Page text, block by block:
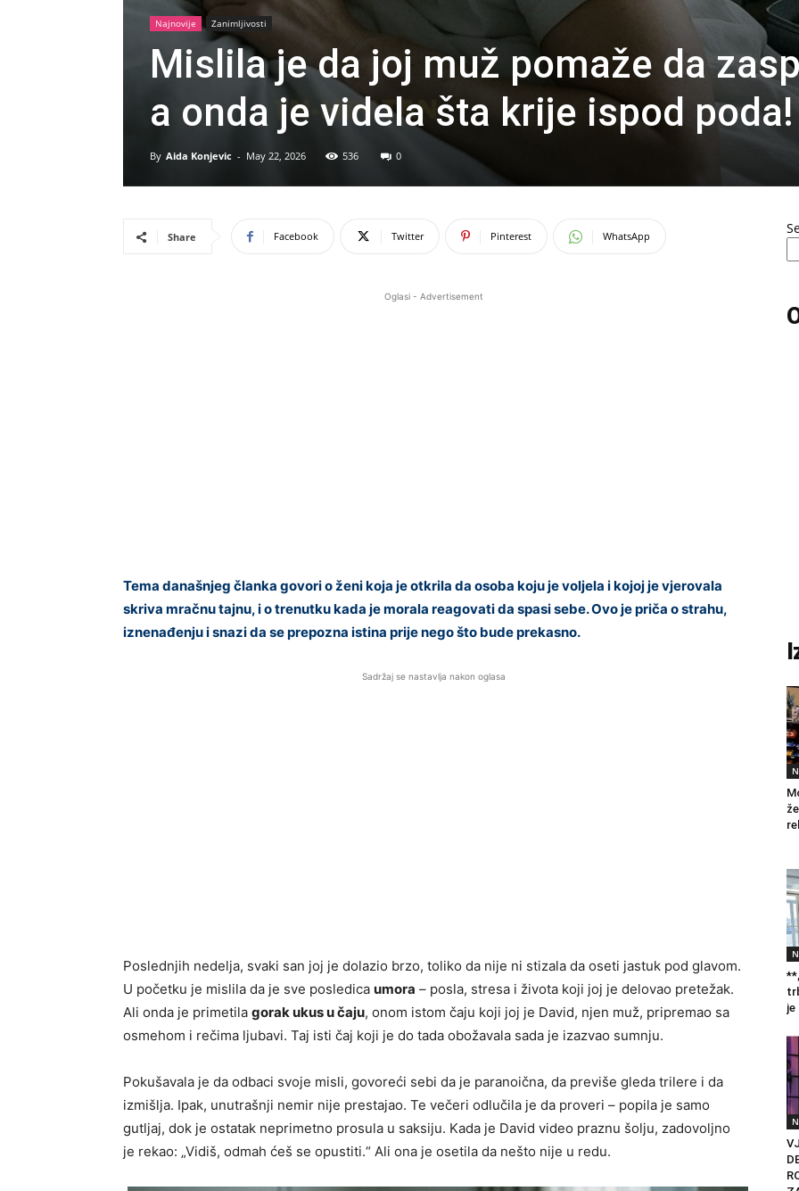
Najnovije Zanimljivosti
Mislila je da joj muž pomaže da
a onda je videla šta krije ispod poda!
By Aida Konjevic - May 22, 2026 536 0
Share Facebook Twitter Pinterest WhatsApp
Oglasi - Advertisement
Tema današnjeg članka govori o ženi koja je otkrila da osoba koju je voljela i kojoj je vjerovala
skriva mračnu tajnu, i o trenutku kada je morala reagovati da spasi sebe. Ovo je priča o strahu,
iznenađenju i snazi da se prepozna istina prije nego što bude prekasno.
Sadržaj se nastavlja nakon oglasa
Poslednjih nedelja, svaki san joj je dolazio brzo, toliko da nije ni stizala da oseti jastuk pod glavom.
U početku je mislila da je sve posledica umora – posla, stresa i života koji joj je delovao pretežak.
Ali onda je primetila gorak ukus u čaju, onom istom čaju koji joj je David, njen muž, pripremao sa
osmehom i rečima ljubavi. Taj isti čaj koji je do tada obožavala sada je izazvao sumnju.
Pokušavala je da odbaci svoje misli, govoreći sebi da je paranoična, da previše gleda trilere i da
izmišlja. Ipak, unutrašnji nemir nije prestajao. Te večeri odlučila je da proveri – popila je samo
gutljaj, dok je ostatak neprimetno prosula u saksiju. Kada je David video praznu šolju, zadovoljno
je rekao: „Vidiš, odmah ćeš se opustiti.“ Ali ona je osetila da nešto nije u redu.
je